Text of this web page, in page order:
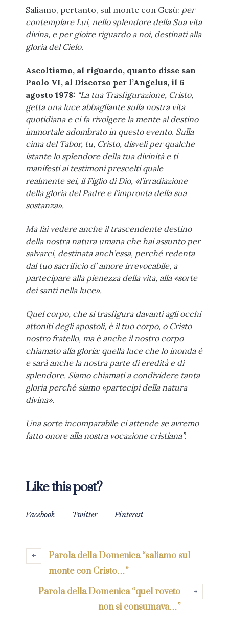
Saliamo, pertanto, sul monte con Gesù: per
contemplare Lui, nello splendore della Sua vita
divina, e per gioire riguardo a noi, destinati alla
gloria del Cielo.
Ascoltiamo, al riguardo, quanto disse san
Paolo VI, al Discorso per l’Angelus, il 6
agosto 1978: “La tua Trasfigurazione, Cristo,
getta una luce abbagliante sulla nostra vita
quotidiana e ci fa rivolgere la mente al destino
immortale adombrato in questo evento. Sulla
cima del Tabor, tu, Cristo, disveli per qualche
istante lo splendore della tua divinità e ti
manifesti ai testimoni prescelti quale
realmente sei, il Figlio di Dio, «l’irradiazione
della gloria del Padre e l’impronta della sua
sostanza».
Ma fai vedere anche il trascendente destino
della nostra natura umana che hai assunto per
salvarci, destinata anch’essa, perché redenta
dal tuo sacrificio d’ amore irrevocabile, a
partecipare alla pienezza della vita, alla «sorte
dei santi nella luce».
Quel corpo, che si trasfigura davanti agli occhi
attoniti degli apostoli, è il tuo corpo, o Cristo
nostro fratello, ma è anche il nostro corpo
chiamato alla gloria: quella luce che lo inonda è
e sarà anche la nostra parte di eredità e di
splendore. Siamo chiamati a condividere tanta
gloria perché siamo «partecipi della natura
divina».
Una sorte incomparabile ci attende se avremo
fatto onore alla nostra vocazione cristiana”.
Like this post?
Facebook Twitter Pinterest
Parola della Domenica “saliamo sul
monte con Cristo…”
Parola della Domenica “quel roveto
non si consumava…”